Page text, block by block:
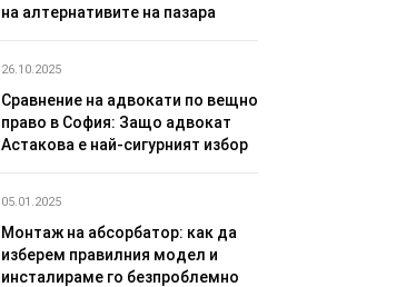
на алтернативите на пазара
26.10.2025
Сравнение на адвокати по вещно
право в София: Защо адвокат
Астакова е най-сигурният избор
05.01.2025
Монтаж на абсорбатор: как да
изберем правилния модел и
инсталираме го безпроблемно